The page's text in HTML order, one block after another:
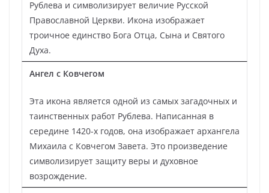
Рублева и символизирует величие Русской
Православной Церкви. Икона изображает
троичное единство Бога Отца, Сына и Святого
Духа.
Ангел с Ковчегом
Эта икона является одной из самых загадочных и
таинственных работ Рублева. Написанная в
середине 1420-х годов, она изображает архангела
Михаила с Ковчегом Завета. Это произведение
символизирует защиту веры и духовное
возрождение.